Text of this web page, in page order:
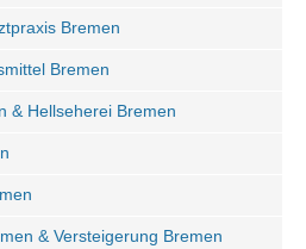
Bremen
Bremen
& Hellseherei Bremen
& Versteigerung Bremen